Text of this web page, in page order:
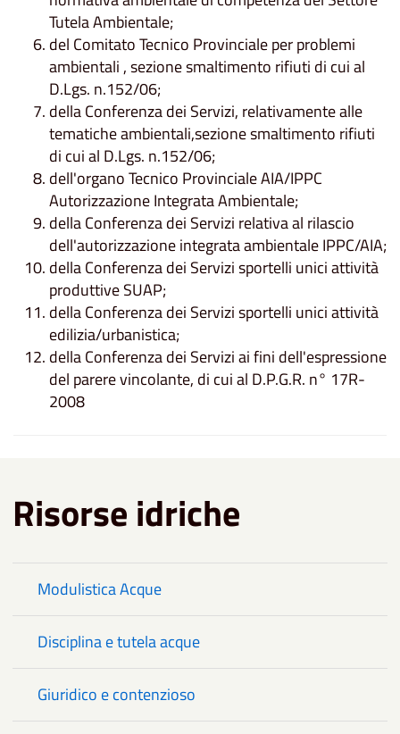
Tutela Ambientale;
del Comitato Tecnico Provinciale per problemi
ambientali , sezione smaltimento rifiuti di cui al
D.Lgs. n.152/06;
della Conferenza dei Servizi, relativamente alle
tematiche ambientali,sezione smaltimento rifiuti
di cui al D.Lgs. n.152/06;
dell'organo Tecnico Provinciale AIA/IPPC
Autorizzazione Integrata Ambientale;
della Conferenza dei Servizi relativa al rilascio
dell'autorizzazione integrata ambientale IPPC/AIA;
della Conferenza dei Servizi sportelli unici attività
produttive SUAP;
della Conferenza dei Servizi sportelli unici attività
edilizia/urbanistica;
della Conferenza dei Servizi ai fini dell'espressione
del parere vincolante, di cui al D.P.G.R. n° 17R-
2008
Risorse idriche
Modulistica Acque
Disciplina e tutela acque
Giuridico e contenzioso